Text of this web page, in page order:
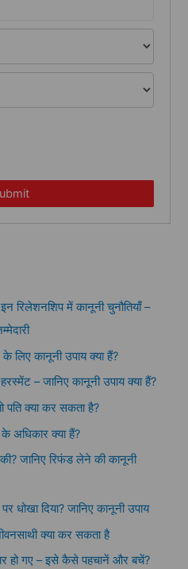
रिलेशनशिप में कानूनी चुनौतियाँ –
लिए कानूनी उपाय क्या हैं?
– जानिए कानूनी उपाय क्या हैं?
पति क्या कर सकता है?
अधिकार क्या हैं?
जानिए रिफंड लेने की कानूनी
धोखा दिया? जानिए कानूनी उपाय
क्या कर सकता है
हो गए – इसे कैसे पहचानें और बचें?